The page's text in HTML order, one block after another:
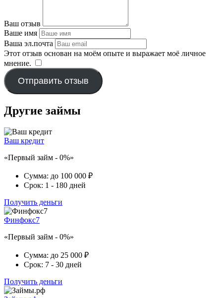
Ваш отзыв
Ваше имя
Ваша эл.почта
Этот отзыв основан на моём опыте и выражает моё личное
мнение.
Отправить отзыв
Другие займы
Ваш кредит
«Первый займ - 0%»
Сумма: до 100 000 ₽
Срок: 1 - 180 дней
Получить деньги
Финфокс7
«Первый займ - 0%»
Сумма: до 25 000 ₽
Срок: 7 - 30 дней
Получить деньги